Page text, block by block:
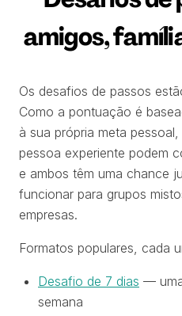
amigos,
Os desafios de passos
Como a pontuação é
à sua própria meta
pessoa experiente podem
e ambos têm uma chance
funcionar para grupos
empresas.
Formatos populares, cada
Desafio de 7 dias —
semana